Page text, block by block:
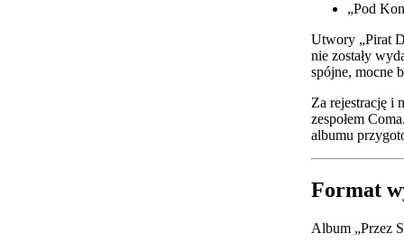
„Pod
Utwory „Pirat
nie zostały
spójne, mocne
Za rejestrację i
zespołem Coma
albumu
Format
Album „Przez